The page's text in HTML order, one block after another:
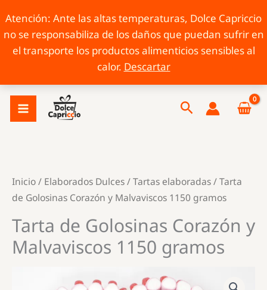
Atención: Ante las altas temperaturas, Dolce Capriccio
no se responsabiliza de los daños que puedan sufrir en
el transporte los productos alimenticios sensibles al
calor. Descartar
contenido
Buscar
Inicio/ Elaborados Dulces/Tartas elaboradas/ Tarta
de Golosinas Corazón y Malvaviscos 1150 gramos
Tarta de Golosinas Corazón y
Malvaviscos 1150 gramos